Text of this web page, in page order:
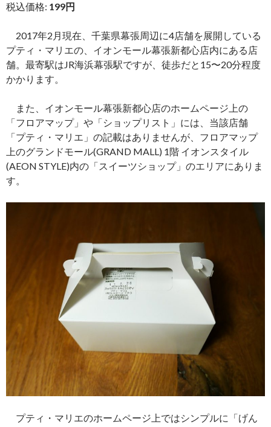
税込価格: 199円
2017年2月現在、千葉県幕張周辺に4店舗を展開している
プティ・マリエの、イオンモール幕張新都心店内にある店
舗。最寄駅はJR海浜幕張駅ですが、徒歩だと15〜20分程度
かかります。
また、イオンモール幕張新都心店のホームページ上の
「フロアマップ」や「ショップリスト」には、当該店舗
「プティ・マリエ」の記載はありませんが、フロアマップ
上のグランドモール(GRAND MALL) 1階 イオンスタイル
(AEON STYLE)内の「スイーツショップ」のエリアにありま
す。
プティ・マリエのホームページ上ではシンプルに「げん